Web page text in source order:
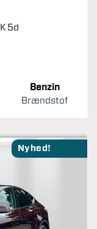
5d
Benzin
Brændstof
Nyhed!